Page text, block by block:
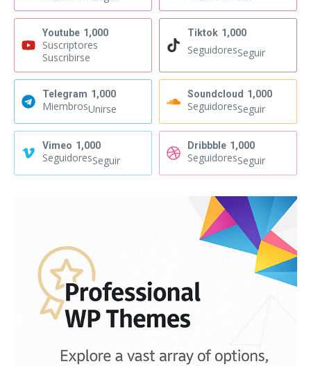
Youtube 1,000
Suscriptores
Suscribirse
Tiktok 1,000
SeguidoresSeguir
Telegram 1,000
MiembrosUnirse
Soundcloud 1,000
SeguidoresSeguir
Vimeo 1,000
SeguidoresSeguir
Dribbble 1,000
SeguidoresSeguir